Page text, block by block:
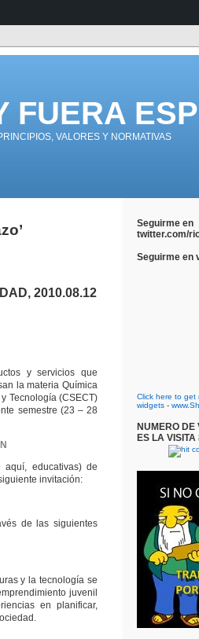
FUERA
VALORES Y NORMATIVAS
2010.08.12
y servicios que
la materia Química
Tecnología (CSECT)
semestre (23 – 28
aquí, educativas) de
invitación:
de las siguientes
y la tecnología se
juvenil
en planificar,
Seguirme en
twitter.com/
Seguirme en
Click here to get
widgets -
NUMERO DE
ES LA VISITA